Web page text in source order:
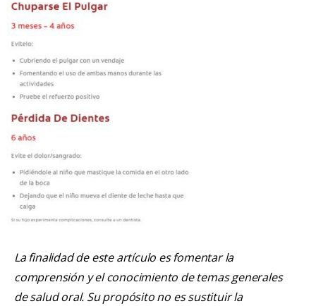
La finalidad de este artículo es fomentar la
comprensión y el conocimiento de temas generales
de salud oral. Su propósito no es sustituir la